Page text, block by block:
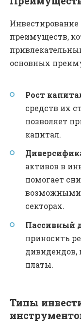
преимуществ,
основных
Рост
средств их
позволяет
капитал.
активов в
помогает
возможными
секторах.
Пассивный
приносить
дивидендов,
платы.
Типы